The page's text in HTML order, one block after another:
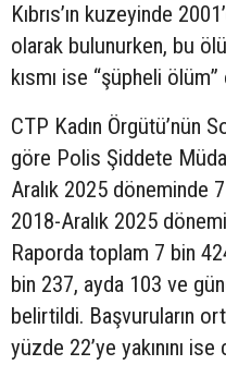
Kıbrıs’ın kuzeyinde
olarak bulunurken, bu
kısmı ise “şüpheli
CTP Kadın Örgütü’nün
göre Polis Şiddete
Aralık 2025 döneminde
2018-Aralık 2025
Raporda toplam 7 bin
bin 237, ayda 103 ve
belirtildi. Başvuruların
yüzde 22’ye yakınını